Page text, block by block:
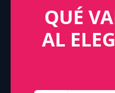
QUÉ
AL